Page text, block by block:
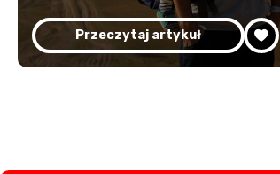
Przeczytaj artykuł